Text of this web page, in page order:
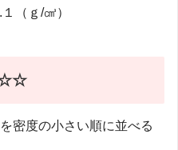
１（ｇ/㎤）
密度の小さい順に並べる